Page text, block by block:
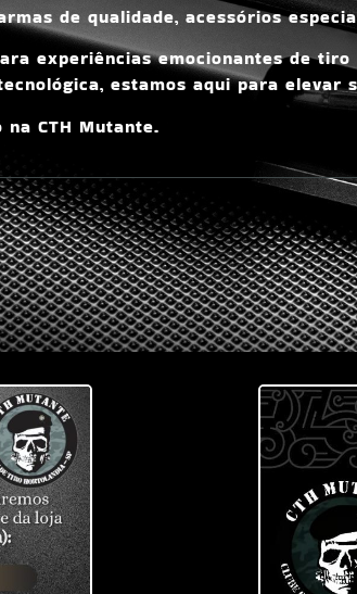
de qualidade, acessórios
experiências emocionantes de
estamos aqui para elevar
CTH Mutante.